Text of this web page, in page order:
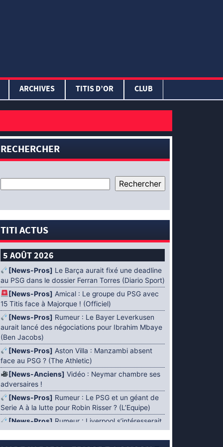
ARCHIVES TITIS D’OR CLUB
RECHERCHER
TITI ACTUS
5 AOÛT 2026
[News-Pros] Le Barça aurait fixé une deadline
au PSG dans le dossier Ferran Torres (Diario Sport)
[News-Pros] Amical : Le groupe du PSG avec
15 Titis face à Majorque ! (Officiel)
[News-Pros] Rumeur : Le Bayer Leverkusen
aurait lancé des négociations pour Ibrahim Mbaye
(Ben Jacobs)
[News-Pros] Aston Villa : Manzambi absent
face au PSG ? (The Athletic)
[News-Anciens] Vidéo : Neymar chambre ses
adversaires !
[News-Pros] Rumeur : Le PSG et un géant de
Serie A à la lutte pour Robin Risser ? (L’Equipe)
[News-Pros] Rumeur : Liverpool s’intéresserait
à Ibrahim Mbaye en plus de Bradley Barcola
(Fabrizio Romano)